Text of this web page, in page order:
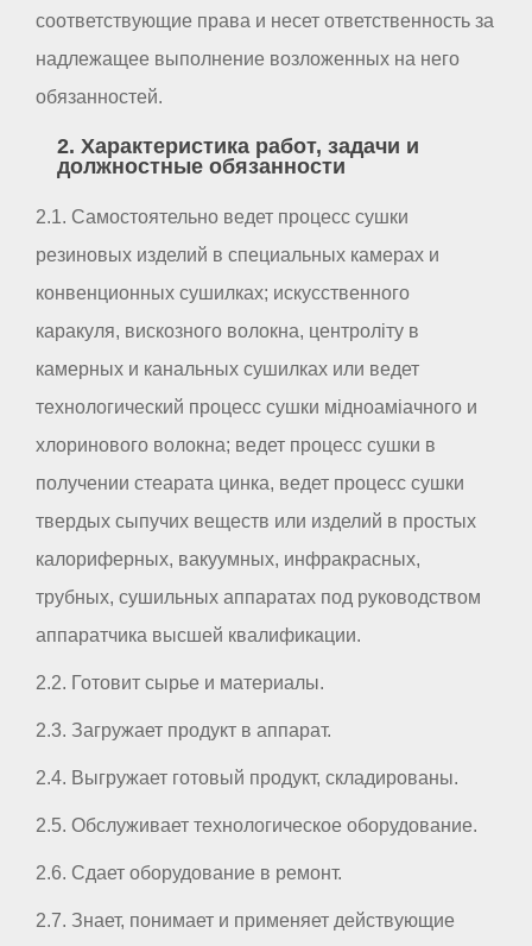
соответствующие права и несет ответственность за
надлежащее выполнение возложенных на него
обязанностей.
2. Характеристика работ, задачи и
должностные обязанности
2.1. Самостоятельно ведет процесс сушки
резиновых изделий в специальных камерах и
конвенционных сушилках; искусственного
каракуля, вискозного волокна, центроліту в
камерных и канальных сушилках или ведет
технологический процесс сушки мідноаміачного и
хлоринового волокна; ведет процесс сушки в
получении стеарата цинка, ведет процесс сушки
твердых сыпучих веществ или изделий в простых
калориферных, вакуумных, инфракрасных,
трубных, сушильных аппаратах под руководством
аппаратчика высшей квалификации.
2.2. Готовит сырье и материалы.
2.3. Загружает продукт в аппарат.
2.4. Выгружает готовый продукт, складированы.
2.5. Обслуживает технологическое оборудование.
2.6. Сдает оборудование в ремонт.
2.7. Знает, понимает и применяет действующие